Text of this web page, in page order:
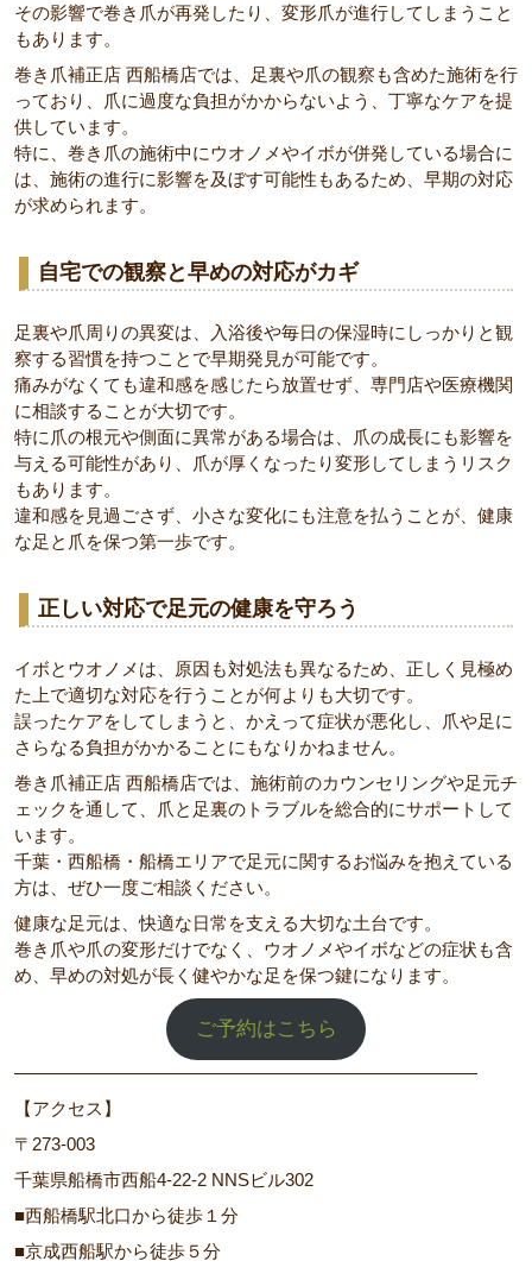
その影響で巻き爪が再発したり、変形爪が進行してしまうこと
もあります。
巻き爪補正店 西船橋店では、足裏や爪の観察も含めた施術を行
っており、爪に過度な負担がかからないよう、丁寧なケアを提
供しています。
特に、巻き爪の施術中にウオノメやイボが併発している場合に
は、施術の進行に影響を及ぼす可能性もあるため、早期の対応
が求められます。
自宅での観察と早めの対応がカギ
足裏や爪周りの異変は、入浴後や毎日の保湿時にしっかりと観
察する習慣を持つことで早期発見が可能です。
痛みがなくても違和感を感じたら放置せず、専門店や医療機関
に相談することが大切です。
特に爪の根元や側面に異常がある場合は、爪の成長にも影響を
与える可能性があり、爪が厚くなったり変形してしまうリスク
もあります。
違和感を見過ごさず、小さな変化にも注意を払うことが、健康
な足と爪を保つ第一歩です。
正しい対応で足元の健康を守ろう
イボとウオノメは、原因も対処法も異なるため、正しく見極め
た上で適切な対応を行うことが何よりも大切です。
誤ったケアをしてしまうと、かえって症状が悪化し、爪や足に
さらなる負担がかかることにもなりかねません。
巻き爪補正店 西船橋店では、施術前のカウンセリングや足元チ
ェックを通して、爪と足裏のトラブルを総合的にサポートして
います。
千葉・西船橋・船橋エリアで足元に関するお悩みを抱えている
方は、ぜひ一度ご相談ください。
健康な足元は、快適な日常を支える大切な土台です。
巻き爪や爪の変形だけでなく、ウオノメやイボなどの症状も含
め、早めの対処が長く健やかな足を保つ鍵になります。
ご予約はこちら
――――――――――――――――――――――――――
【アクセス】
〒273-003
千葉県船橋市西船4-22-2 NNSビル302
■西船橋駅北口から徒歩１分
■京成西船駅から徒歩５分